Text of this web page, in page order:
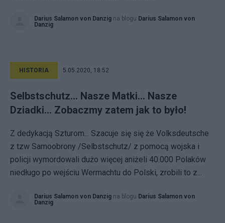
Darius Salamon von Danzig na blogu Darius Salamon von
Danzig
HISTORIA 5.05.2020, 18:52
Selbstschutz... Nasze Matki... Nasze
Dziadki... Zobaczmy zatem jak to było!
Z dedykacją Szturom... Szacuje się się że Volksdeutsche
z tzw Samoobrony /Selbstschutz/ z pomocą wojska i
policji wymordowali dużo więcej aniżeli 40.000 Polaków
niedługo po wejściu Wermachtu do Polski, zrobili to z...
Darius Salamon von Danzig na blogu Darius Salamon von
Danzig